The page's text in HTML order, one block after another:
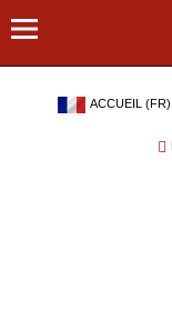
ACCUEIL (FR)